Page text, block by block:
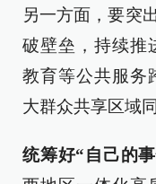
另一方面，要突
破壁垒，持续推
教育等公共服务
大群众共享区域
统筹好“自己的